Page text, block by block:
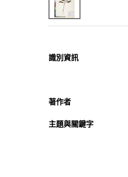
識別資訊
著作者
主題與關鍵字